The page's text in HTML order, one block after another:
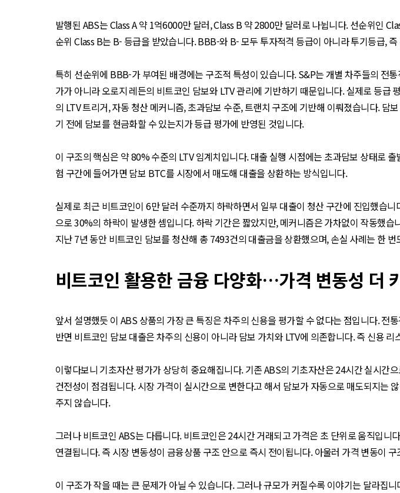
발행된 ABS는 Class A 약 1억6000만 달러, Class B 약 2800만 달러로 나뉩니다. 선순위인
순위 Class B는 B- 등급을 받았습니다. BBB-와 B- 모두 투자적격 등급이 아니라 투기등급,
특히 선순위에 BBB-가 부여된 배경에는 구조적 특성이 있습니다. S&P는 개별 차주들의 전
가가 아니라 오로지 레든의 비트코인 담보와 LTV 관리에 기반하기 때문입니다. 실제로 등
의 LTV 트리거, 자동 청산 메커니즘, 초과담보 수준, 트랜치 구조에 기반해 이뤄졌습니다.
기 전에 담보를 현금화할 수 있는지가 등급 평가에 반영된 것입니다.
이 구조의 핵심은 약 80% 수준의 LTV 임계치입니다. 대출 실행 시점에는 초과담보 상태로
험 구간에 들어가면 담보 BTC를 시장에서 매도해 대출을 상환하는 방식입니다.
실제로 최근 비트코인이 6만 달러 수준까지 하락하면서 일부 대출이 청산 구간에 진입했습
으로 30%의 하락이 발생한 셈입니다. 하락 기간은 짧았지만, 메커니즘은 가차없이 작동했
지난 7년 동안 비트코인 담보를 청산해 총 7493건의 대출금을 상환했으며, 손실 사례는 한
비트코인 활용한 금융 다양화…가격 변동성 더
앞서 설명했듯 이 ABS 상품의 가장 큰 특징은 차주의 신용을 평가할 수 없다는 점입니다.
반면 비트코인 담보 대출은 차주의 신용이 아니라 담보 가치와 LTV에 의존합니다. 즉 신용
이렇다보니 기초자산 평가가 상당히 중요해집니다. 기존 ABS의 기초자산은 24시간 실시간
건전성이 점검됩니다. 시장 가격이 실시간으로 변한다고 해서 담보가 자동으로 매도되지는
주지 않습니다.
그러나 비트코인 ABS는 다릅니다. 비트코인은 24시간 거래되고 가격은 초 단위로 움직입
연결됩니다. 즉 시장 변동성이 금융상품 구조 안으로 즉시 전이됩니다. 아울러 가격 변동이
이 구조가 작을 때는 큰 문제가 아닐 수 있습니다. 그러나 규모가 커질수록 이야기는 달라집